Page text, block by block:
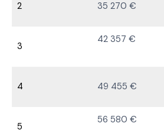
2 35 270 €
3
42 357 €
4 49 455 €
5
56 580 €